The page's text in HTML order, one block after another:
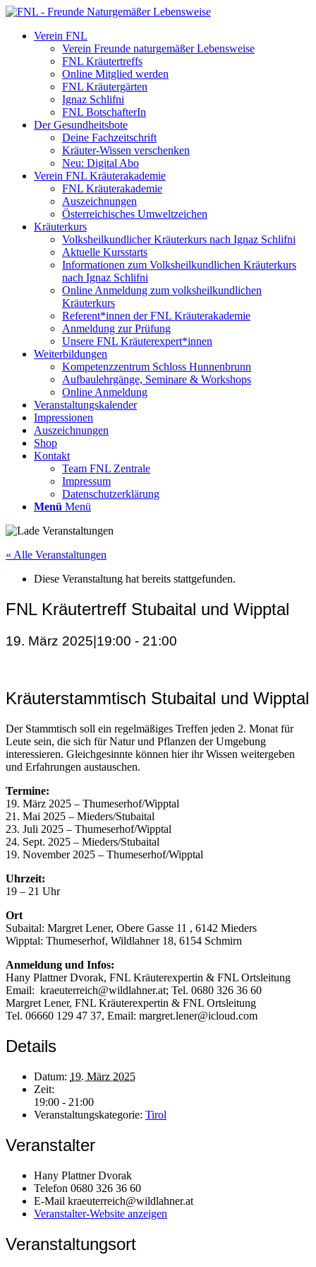
Verein FNL
Verein Freunde naturgemäßer Lebensweise
FNL Kräutertreffs
Online Mitglied werden
FNL Kräutergärten
Ignaz Schlifni
FNL BotschafterIn
Der Gesundheitsbote
Deine Fachzeitschrift
Kräuter-Wissen verschenken
Neu: Digital Abo
Verein FNL Kräuterakademie
FNL Kräuterakademie
Auszeichnungen
Österreichisches Umweltzeichen
Kräuterkurs
Volksheilkundlicher Kräuterkurs nach Ignaz Schlifni
Aktuelle Kursstarts
Informationen zum Volksheilkundlichen Kräuterkurs
nach Ignaz Schlifni
Online Anmeldung zum volksheilkundlichen
Kräuterkurs
Referent*innen der FNL Kräuterakademie
Anmeldung zur Prüfung
Unsere FNL Kräuterexpert*innen
Weiterbildungen
Kompetenzzentrum Schloss Hunnenbrunn
Aufbaulehrgänge, Seminare & Workshops
Online Anmeldung
Veranstaltungskalender
Impressionen
Auszeichnungen
Shop
Kontakt
Team FNL Zentrale
Impressum
Datenschutzerklärung
Menü Menü
« Alle Veranstaltungen
Diese Veranstaltung hat bereits stattgefunden.
FNL Kräutertreff Stubaital und Wipptal
19. März 2025|19:00 - 21:00
Kräuterstammtisch Stubaital und Wipptal
Der Stammtisch soll ein regelmäßiges Treffen jeden 2. Monat für
Leute sein, die sich für Natur und Pflanzen der Umgebung
interessieren. Gleichgesinnte können hier ihr Wissen weitergeben
und Erfahrungen austauschen.
Termine:
19. März 2025 – Thumeserhof/Wipptal
21. Mai 2025 – Mieders/Stubaital
23. Juli 2025 – Thumeserhof/Wipptal
24. Sept. 2025 – Mieders/Stubaital
19. November 2025 – Thumeserhof/Wipptal
Uhrzeit:
19 – 21 Uhr
Ort
Subaital: Margret Lener, Obere Gasse 11 , 6142 Mieders
Wipptal: Thumeserhof, Wildlahner 18, 6154 Schmirn
Anmeldung und Infos:
Hany Plattner Dvorak, FNL Kräuterexpertin & FNL Ortsleitung
Email: kraeuterreich@wildlahner.at; Tel. 0680 326 36 60
Margret Lener, FNL Kräuterexpertin & FNL Ortsleitung
Tel. 06660 129 47 37, Email: margret.lener@icloud.com
Details
Datum: 19. März 2025
Zeit:
19:00 - 21:00
Veranstaltungskategorie: Tirol
Veranstalter
Hany Plattner Dvorak
Telefon 0680 326 36 60
E-Mail kraeuterreich@wildlahner.at
Veranstalter-Website anzeigen
Veranstaltungsort